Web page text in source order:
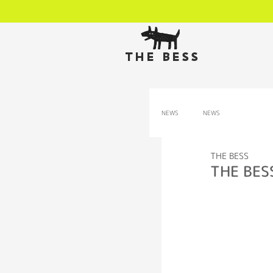
THE BESS
NEWS NEWS
THE
THE BESS